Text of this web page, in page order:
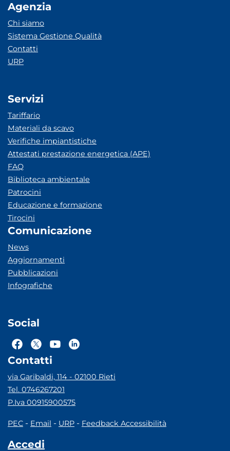
Agenzia
Chi siamo
Sistema Gestione Qualità
Contatti
URP
Servizi
Tariffario
Materiali da scavo
Verifiche impiantistiche
Attestati prestazione energetica (APE)
FAQ
Biblioteca ambientale
Patrocini
Educazione e formazione
Tirocini
Comunicazione
News
Aggiornamenti
Pubblicazioni
Infografiche
Social
Contatti
via Garibaldi, 114 - 02100 Rieti
Tel. 0746267201
P.Iva 00915900575
PEC - Email - URP - Feedback Accessibilità
Accedi